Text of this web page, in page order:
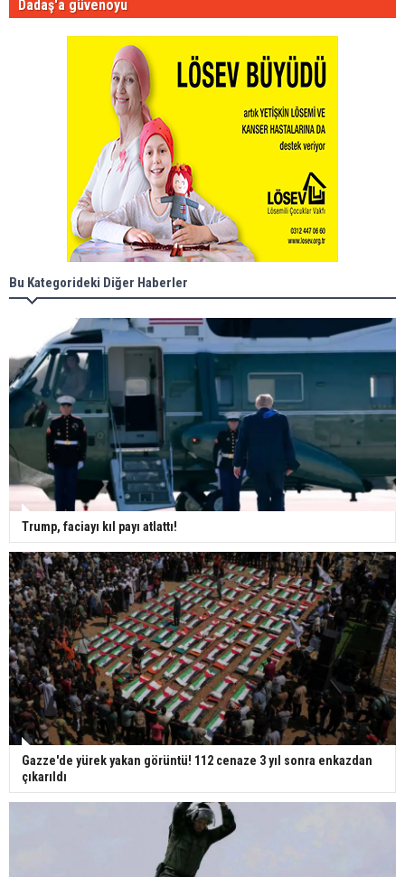
Dadaş'a güvenoyu
Bu Kategorideki Diğer Haberler
Trump, faciayı kıl payı atlattı!
Gazze'de yürek yakan görüntü! 112 cenaze 3 yıl sonra enkazdan
çıkarıldı